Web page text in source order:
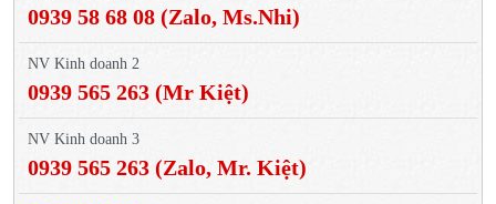
0939 58 68 08 (Zalo, Ms.Nhi)
NV Kinh doanh 2
0939 565 263 (Mr Kiệt)
NV Kinh doanh 3
0939 565 263 (Zalo, Mr. Kiệt)